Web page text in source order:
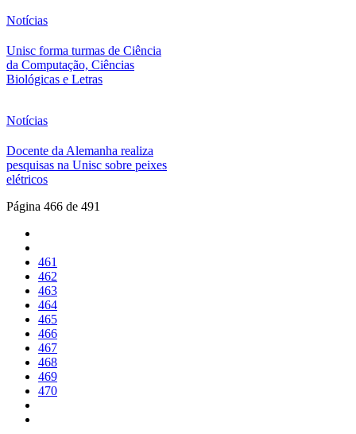
Notícias
Unisc forma turmas de Ciência
da Computação, Ciências
Biológicas e Letras
Notícias
Docente da Alemanha realiza
pesquisas na Unisc sobre peixes
elétricos
Página 466 de 491
461
462
463
464
465
466
467
468
469
470